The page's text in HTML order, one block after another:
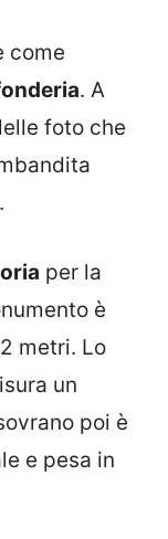
come
. A
foto che
per la
è
metri. Lo
un
poi è
e pesa in